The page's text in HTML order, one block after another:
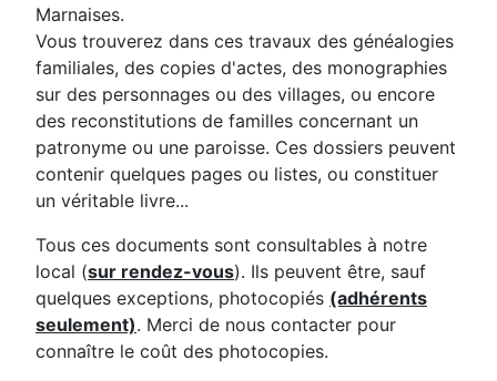
Marnaises.
Vous trouverez dans ces travaux des généalogies
familiales, des copies d'actes, des monographies
sur des personnages ou des villages, ou encore
des reconstitutions de familles concernant un
patronyme ou une paroisse. Ces dossiers peuvent
contenir quelques pages ou listes, ou constituer
un véritable livre...
Tous ces documents sont consultables à notre
local (sur rendez-vous). Ils peuvent être, sauf
quelques exceptions, photocopiés (adhérents
seulement). Merci de nous contacter pour
connaître le coût des photocopies.